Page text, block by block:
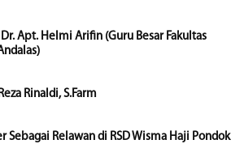
Apt. Helmi Arifin (Guru Besar Fakultas
Rinaldi, S.Farm
Relawan di RSD Wisma Haji Pondok